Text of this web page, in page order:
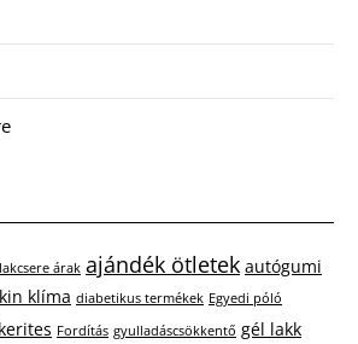
árak ajándék ötletek autógumi
klíma diabetikus termékek Egyedi póló
Fordítás gyulladáscsökkentő gél lakk